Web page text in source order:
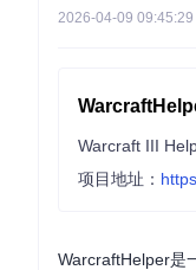
2026-04-09 09:45:29
Warcraft III
项目地址：
WarcraftHelper是